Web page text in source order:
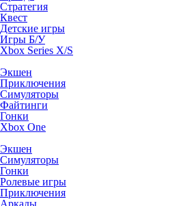
Стратегия
Квест
Детские игры
Игры Б/У
Xbox Series X/S
Экшен
Приключения
Симуляторы
Файтинги
Гонки
Xbox One
Экшен
Симуляторы
Гонки
Ролевые игры
Приключения
Аркады